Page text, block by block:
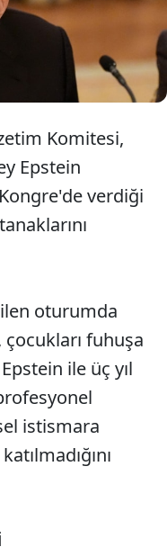
düzeyde
mağdurlarıyla
kabul etti.
Komitesi,
Epstein
verdiği
oturumda
fuhuşa
ile üç yıl
istismara